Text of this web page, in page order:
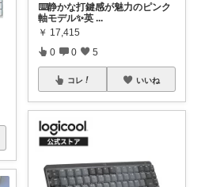
⌨️静かな打鍵感が魅力のピンク
軸モデル✨英 ...
￥ 17,415
0 0 5
コレ いいね